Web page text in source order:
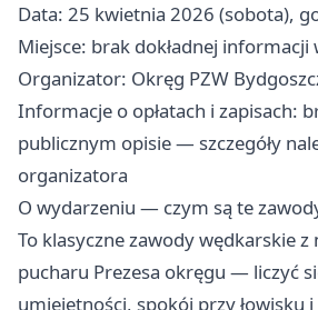
Data: 25 kwietnia 2026 (sobota),
Miejsce: brak dokładnej informacji
Organizator: Okręg PZW
Informacje o opłatach i zapisach:
publicznym opisie — szczegóły
organizatora
O wydarzeniu — czym są te
To klasyczne zawody wędkarskie
pucharu Prezesa okręgu — liczyć
umiejętności, spokój przy łowisku